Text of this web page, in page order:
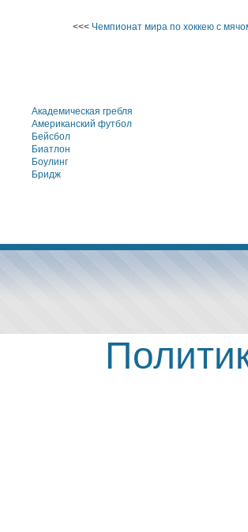
<<< Чемпионат мира по хоккею с
Академическая гребля
Американский футбол
Бейсбол
Биатлон
Боулинг
Бридж